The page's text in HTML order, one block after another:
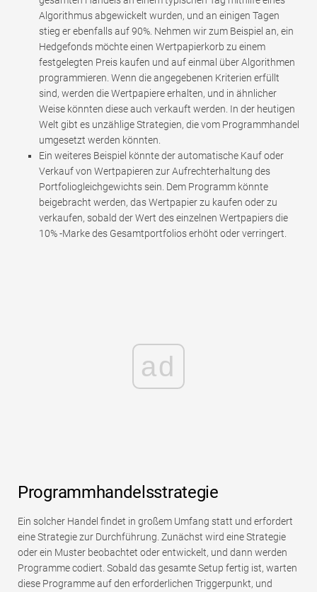
Algorithmus abgewickelt wurden, und an einigen Tagen
stieg er ebenfalls auf 90%. Nehmen wir zum Beispiel an, ein
Hedgefonds möchte einen Wertpapierkorb zu einem
festgelegten Preis kaufen und auf einmal über Algorithmen
programmieren. Wenn die angegebenen Kriterien erfüllt
sind, werden die Wertpapiere erhalten, und in ähnlicher
Weise könnten diese auch verkauft werden. In der heutigen
Welt gibt es unzählige Strategien, die vom Programmhandel
umgesetzt werden könnten.
Ein weiteres Beispiel könnte der automatische Kauf oder
Verkauf von Wertpapieren zur Aufrechterhaltung des
Portfoliogleichgewichts sein. Dem Programm könnte
beigebracht werden, das Wertpapier zu kaufen oder zu
verkaufen, sobald der Wert des einzelnen Wertpapiers die
10% -Marke des Gesamtportfolios erhöht oder verringert.
ad
Programmhandelsstrategie
Ein solcher Handel findet in großem Umfang statt und erfordert
eine Strategie zur Durchführung. Zunächst wird eine Strategie
oder ein Muster beobachtet oder entwickelt, und dann werden
Programme codiert. Sobald das gesamte Setup fertig ist, warten
diese Programme auf den erforderlichen Triggerpunkt, und